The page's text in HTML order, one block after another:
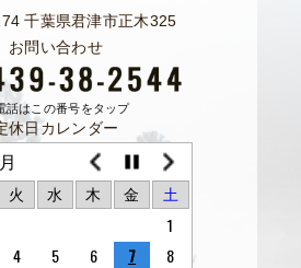
千葉県君津市正木325
お問い合わせ
話はこの番号をタップ
休日カレンダー
火 水 木 金 土
1
4 5 6 7
8